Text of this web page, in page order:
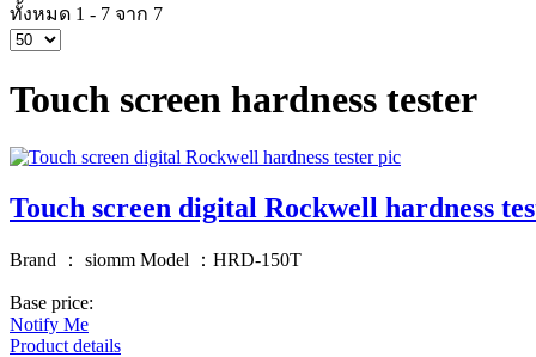
ทั้งหมด 1 - 7 จาก 7
Touch screen hardness tester
Touch screen digital Rockwell hardness
Brand ： siomm Model ：HRD-150T
Base price:
Notify Me
Product details